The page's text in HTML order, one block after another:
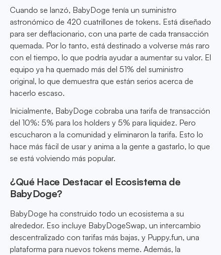
Cuando se lanzó, BabyDoge tenía un suministro
astronómico de 420 cuatrillones de tokens. Está diseñado
para ser deflacionario, con una parte de cada transacción
quemada. Por lo tanto, está destinado a volverse más raro
con el tiempo, lo que podría ayudar a aumentar su valor. El
equipo ya ha quemado más del 51% del suministro
original, lo que demuestra que están serios acerca de
hacerlo escaso.
Inicialmente, BabyDoge cobraba una tarifa de transacción
del 10%: 5% para los holders y 5% para liquidez. Pero
escucharon a la comunidad y eliminaron la tarifa. Esto lo
hace más fácil de usar y anima a la gente a gastarlo, lo que
se está volviendo más popular.
¿Qué Hace Destacar el Ecosistema de
BabyDoge?
BabyDoge ha construido todo un ecosistema a su
alrededor. Eso incluye BabyDogeSwap, un intercambio
descentralizado con tarifas más bajas, y Puppy.fun, una
plataforma para nuevos tokens meme. Además, la